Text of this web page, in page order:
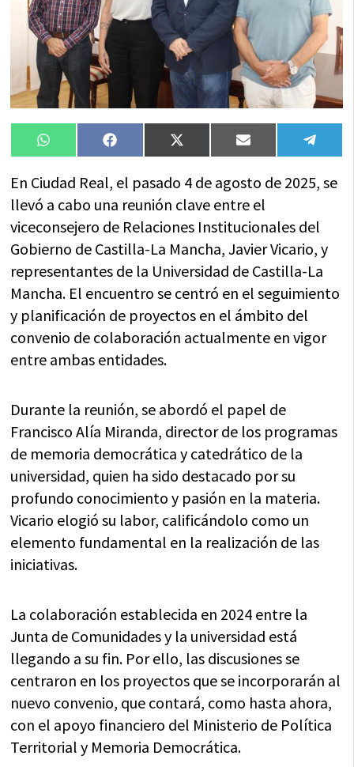
Compartir
en
WhatsAppCompartir
en
FacebookCompartir
en
X
(Twitter)
Compartir
en
Email
en
En Ciudad Real, el pasado 4 de agosto de 2025, se
llevó a cabo una reunión clave entre el
viceconsejero de Relaciones Institucionales del
Gobierno de Castilla-La Mancha, Javier Vicario, y
representantes de la Universidad de Castilla-La
Mancha. El encuentro se centró en el seguimiento
y planificación de proyectos en el ámbito del
convenio de colaboración actualmente en vigor
entre ambas entidades.
Durante la reunión, se abordó el papel de
Francisco Alía Miranda, director de los programas
de memoria democrática y catedrático de la
universidad, quien ha sido destacado por su
profundo conocimiento y pasión en la materia.
Vicario elogió su labor, calificándolo como un
elemento fundamental en la realización de las
iniciativas.
La colaboración establecida en 2024 entre la
Junta de Comunidades y la universidad está
llegando a su fin. Por ello, las discusiones se
centraron en los proyectos que se incorporarán al
nuevo convenio, que contará, como hasta ahora,
con el apoyo financiero del Ministerio de Política
Territorial y Memoria Democrática.